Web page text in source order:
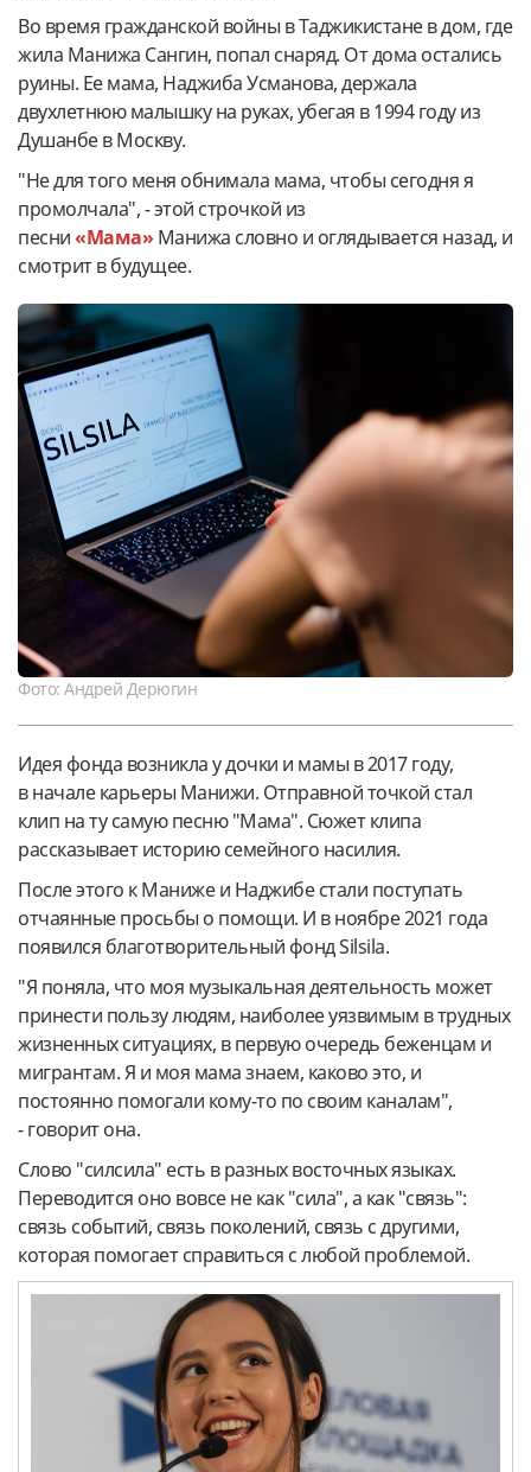
Во время гражданской войны в Таджикистане в дом, где
жила Манижа Сангин, попал снаряд. От дома остались
руины. Ее мама, Наджиба Усманова, держала
двухлетнюю малышку на руках, убегая в 1994 году из
Душанбе в Москву.
"Не для того меня обнимала мама, чтобы сегодня я
промолчала", - этой строчкой из
песни«Мама» Манижа словно и оглядывается назад, и
смотрит в будущее.
Фото: Андрей Дерюгин
Идея фонда возникла у дочки и мамы в 2017 году,
в начале карьеры Манижи. Отправной точкой стал
клип на ту самую песню "Мама". Сюжет клипа
рассказывает историю семейного насилия.
После этого к Маниже и Наджибе стали поступать
отчаянные просьбы о помощи. И в ноябре 2021 года
появился благотворительный фонд Silsila.
"Я поняла, что моя музыкальная деятельность может
принести пользу людям, наиболее уязвимым в трудных
жизненных ситуациях, в первую очередь беженцам и
мигрантам. Я и моя мама знаем, каково это, и
постоянно помогали кому-то по своим каналам",
- говорит она.
Слово "силсила" есть в разных восточных языках.
Переводится оно вовсе не как "сила", а как "связь":
связь событий, связь поколений, связь с другими,
которая помогает справиться с любой проблемой.